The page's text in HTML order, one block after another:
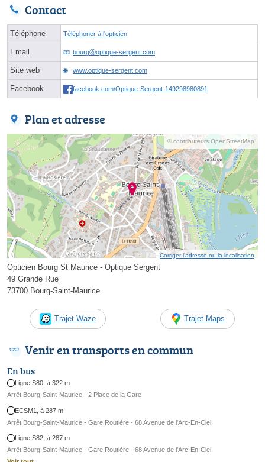
Contact
Téléphone Téléphoner à l'opticien
Email bourgⓐoptique-sergent.com
Site web www.optique-sergent.com
Facebook facebook.com/Optique-Sergent-149298980891
Plan et adresse
© contributeurs OpenStreetMap
Corriger l’adresse ou la localisation
Opticien Bourg St Maurice - Optique Sergent
49 Grande Rue
73700 Bourg-Saint-Maurice
Trajet Waze Trajet Maps
Venir en transports en commun
En bus
Ligne S80, à 322 m
Arrêt Bourg-Saint-Maurice - 2 Place de la Gare
ECSM1, à 287 m
Arrêt Bourg-Saint-Maurice - Gare Routière - 68 Avenue de l'Arc-En-Ciel
Ligne S82, à 287 m
Arrêt Bourg-Saint-Maurice - Gare Routière - 68 Avenue de l'Arc-En-Ciel